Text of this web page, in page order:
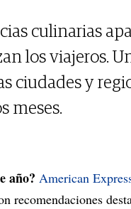
culinarias
los viajeros.
ciudades y
meses.
año? American
recomendaciones